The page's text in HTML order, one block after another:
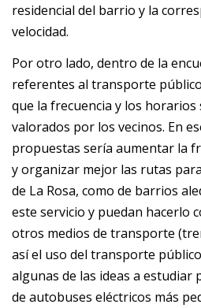
residencial del barrio y la
velocidad.
Por otro lado, dentro de la
referentes al transporte
que la frecuencia y los
valorados por los vecinos. En
propuestas sería aumentar la
y organizar mejor las rutas
de La Rosa, como de barrios
este servicio y puedan hacerlo
otros medios de transporte
así el uso del transporte
algunas de las ideas a estudiar
de autobuses eléctricos más